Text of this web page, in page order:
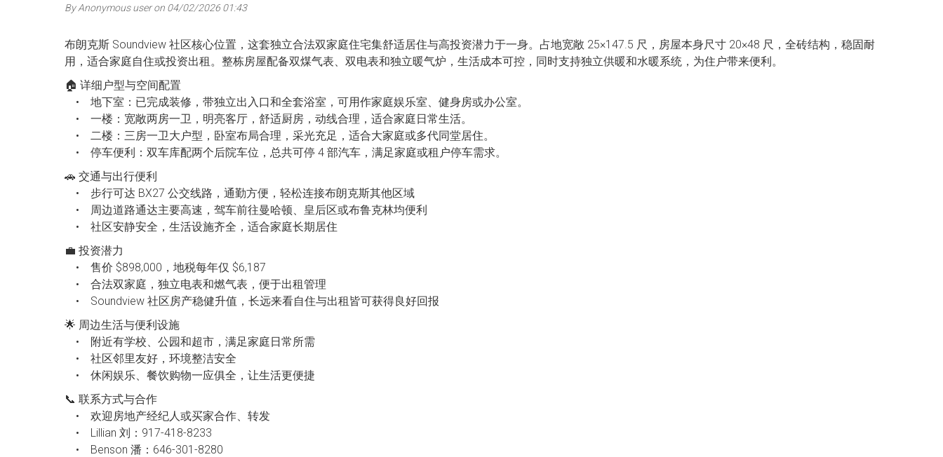
By Anonymous user on 04/02/2026 01:43
布朗克斯 Soundview 社区核心位置，这套独立合法双家庭住宅集舒适居住与高投资潜力于一身。占地宽敞 25×147.5 尺，房屋本身尺寸 20×48 尺，全砖结构，稳固耐
用，适合家庭自住或投资出租。整栋房屋配备双煤气表、双电表和独立暖气炉，生活成本可控，同时支持独立供暖和水暖系统，为住户带来便利。
🏠 详细户型与空间配置
• 地下室：已完成装修，带独立出入口和全套浴室，可用作家庭娱乐室、健身房或办公室。
• 一楼：宽敞两房一卫，明亮客厅，舒适厨房，动线合理，适合家庭日常生活。
• 二楼：三房一卫大户型，卧室布局合理，采光充足，适合大家庭或多代同堂居住。
• 停车便利：双车库配两个后院车位，总共可停 4 部汽车，满足家庭或租户停车需求。
🚗 交通与出行便利
• 步行可达 BX27 公交线路，通勤方便，轻松连接布朗克斯其他区域
• 周边道路通达主要高速，驾车前往曼哈顿、皇后区或布鲁克林均便利
• 社区安静安全，生活设施齐全，适合家庭长期居住
💼 投资潜力
• 售价 $898,000，地税每年仅 $6,187
• 合法双家庭，独立电表和燃气表，便于出租管理
• Soundview 社区房产稳健升值，长远来看自住与出租皆可获得良好回报
🌟 周边生活与便利设施
• 附近有学校、公园和超市，满足家庭日常所需
• 社区邻里友好，环境整洁安全
• 休闲娱乐、餐饮购物一应俱全，让生活更便捷
📞 联系方式与合作
• 欢迎房地产经纪人或买家合作、转发
• Lillian 刘：917-418-8233
• Benson 潘：646-301-8280